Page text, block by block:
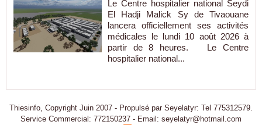
Le Centre hospitalier national Seydi
El Hadji Malick Sy de Tivaouane
lancera officiellement ses activités
médicales le lundi 10 août 2026 à
partir de 8 heures. Le Centre
hospitalier national...
Thiesinfo, Copyright Juin 2007 - Propulsé par Seyelatyr: Tel 775312579.
Service Commercial: 772150237 - Email: seyelatyr@hotmail.com